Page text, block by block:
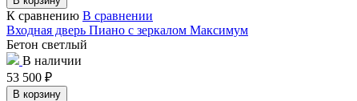
К сравнению В сравнении
Входная дверь Пиано с зеркалом Максимум
Бетон светлый
В наличии
53 500 ₽
В корзину